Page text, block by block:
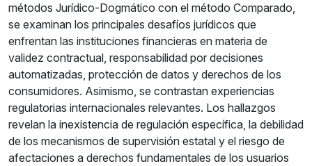
métodos Jurídico-Dogmático con el método Comparado,
se examinan los principales desafíos jurídicos que
enfrentan las instituciones financieras en materia de
validez contractual, responsabilidad por decisiones
automatizadas, protección de datos y derechos de los
consumidores. Asimismo, se contrastan experiencias
regulatorias internacionales relevantes. Los hallazgos
revelan la inexistencia de regulación específica, la debilidad
de los mecanismos de supervisión estatal y el riesgo de
afectaciones a derechos fundamentales de los usuarios